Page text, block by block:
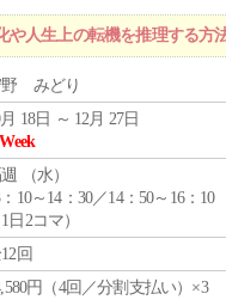
人生上の転機を推理する方
野 みどり
18日 ～ 12月 27日
（水）
：10～14：30／14：50～16：10
1日2コマ）
回
円（4回／分割支払い）×3